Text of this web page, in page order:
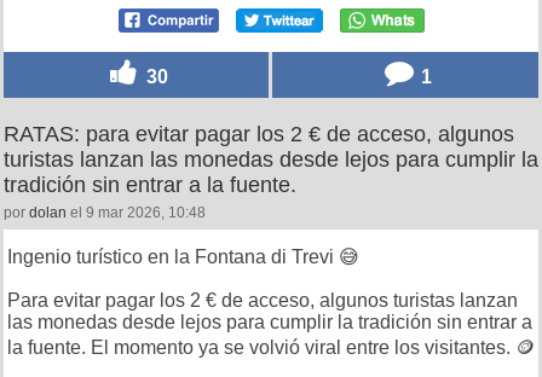
30 1
RATAS: para evitar pagar los 2 € de acceso, algunos
turistas lanzan las monedas desde lejos para cumplir la
tradición sin entrar a la fuente.
por dolan el 9 mar 2026, 10:48
Ingenio turístico en la Fontana di Trevi 😅
Para evitar pagar los 2 € de acceso, algunos turistas lanzan
las monedas desde lejos para cumplir la tradición sin entrar a
la fuente. El momento ya se volvió viral entre los visitantes. 🪙